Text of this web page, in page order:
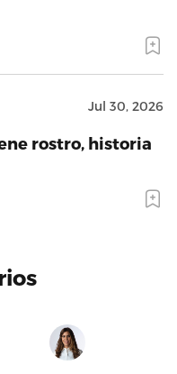
Jul 30, 2026
rostro, historia